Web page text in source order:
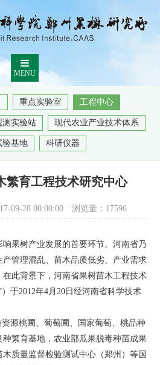
MENU
重点实验室 工程中心
测实验站 现代农业产业技术体系
验基地 科研仪器
繁育工程技术研究中心
09-28 00:00:00 浏览量： 17596
果树产业发展的首要环节。河南省乃
管理混乱、苗木品质低劣、产业需求
此背景下，河南省果树苗木工程技术
于2012年4月20日经河南省科学技术
源桃圃、葡萄圃、国家葡萄、桃品种
繁育基地，农业部瓜果脱毒种苗成果
质量监督检验测试中心（郑州）等国